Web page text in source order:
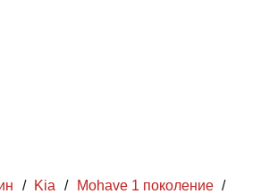
/ Kia / Mohave 1 поколение /